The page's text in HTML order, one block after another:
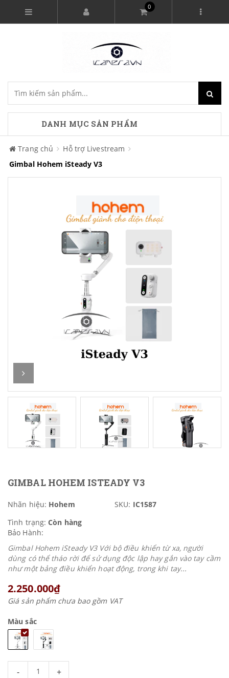
0
DANH MỤC SẢN PHẨM
Trang chủ
Hỗ trợ Livestream
Gimbal Hohem iSteady V3
GIMBAL HOHEM ISTEADY V3
Nhãn hiệu: Hohem SKU: IC1587
Tình trạng: Còn hàng
Bảo Hành:
Gimbal Hohem iSteady V3 Với bộ điều khiển từ xa, người
dùng có thể tháo rời để sử dụng độc lập hay gắn vào tay cầm
như một bảng điều khiển hoạt động, trong khi tay...
2.250.000₫
Giá sản phẩm chưa bao gồm VAT
Màu sắc
- +